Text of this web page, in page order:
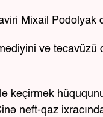
Mixail Podolyak
və təcavüzü
keçirmək
neft-qaz